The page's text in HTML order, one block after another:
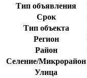
Тип объявления
Срок
Тип объекта
Регион
Район
Селение/Микрорайон
Улица